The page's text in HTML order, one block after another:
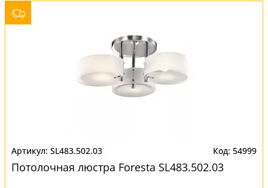
SL483.502.03 54999
Потолочная люстра Foresta SL483.502.03